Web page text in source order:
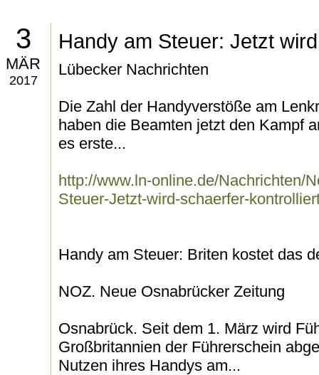
3
MÄR
2017
Handy am Steuer: Jetzt
Lübecker Nachrichten
Die Zahl der Handyverstöße am
haben die Beamten jetzt den Kampf
es erste...
http://www.ln-online.de/Nachrichten/
Steuer-Jetzt-wird-schaerfer-
Handy am Steuer: Briten kostet das
NOZ. Neue Osnabrücker Zeitung
Osnabrück. Seit dem 1. März wird
Großbritannien der Führerschein
Nutzen ihres Handys am...